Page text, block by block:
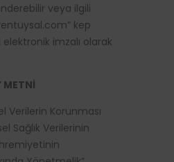
veya ilgili
” kep
imzalı olarak
METNİ
Verilerin Korunması
Sağlık Verilerinin